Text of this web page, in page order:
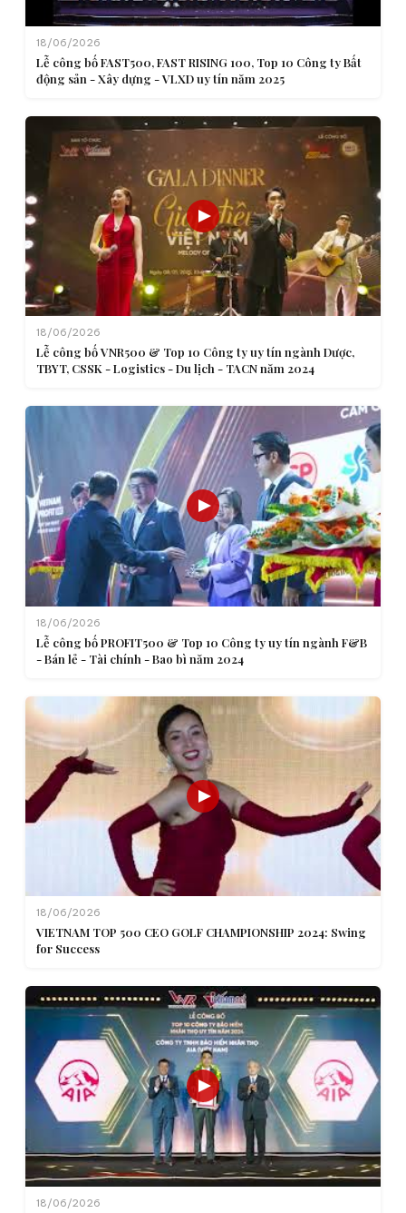
18/06/2026
Lễ công bố FAST500, FAST RISING 100, Top 10 Công ty Bất
động sản - Xây dựng - VLXD uy tín năm 2025
18/06/2026
Lễ công bố VNR500 & Top 10 Công ty uy tín ngành Dược,
TBYT, CSSK - Logistics - Du lịch - TACN năm 2024
18/06/2026
Lễ công bố PROFIT500 & Top 10 Công ty uy tín ngành F&B
- Bán lẻ - Tài chính - Bao bì năm 2024
18/06/2026
VIETNAM TOP 500 CEO GOLF CHAMPIONSHIP 2024: Swing
for Success
18/06/2026